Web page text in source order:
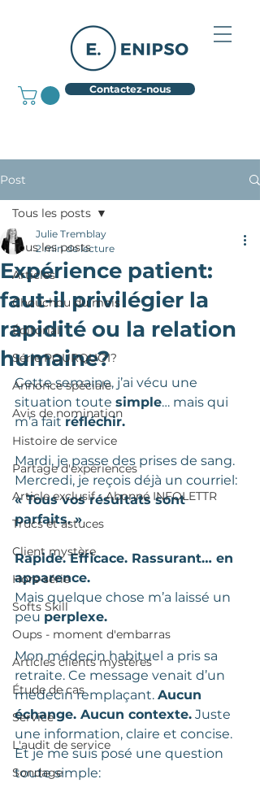
Contactez-nous
Post
Tous les posts
Articles
Chouchou du mois
Éditorial
Série POURQUOI?
Annonce spéciale
Avis de nomination
Histoire de service
Partage d'expériences
Article exclusif - Abonné INFOLETTR
Trucs et astuces
Client mystère
Hors-série
Softs Skill
Oups - moment d'embarras
Articles clients mystères
Étude de cas
Service
L'audit de service
Sondage
Tous les posts
Expérience patient:
faut-il privilégier la
rapidité ou la relation
humaine?
Julie Tremblay
2 min de lecture
Cette semaine, j’ai vécu une
situation toute simple… mais qui
m’a fait réfléchir.
Mardi, je passe des prises de sang.
Mercredi, je reçois déjà un courriel:
« Tous vos résultats sont
parfaits. »
Rapide. Efficace. Rassurant… en
apparence.
Mais quelque chose m’a laissé un
peu perplexe.
Mon médecin habituel a pris sa
retraite. Ce message venait d’un
médecin remplaçant. Aucun
échange. Aucun contexte. Juste
une information, claire et concise.
Et je me suis posé une question
toute simple: